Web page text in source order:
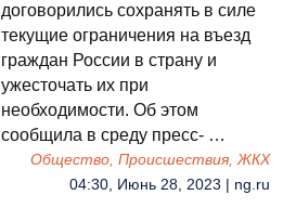
договорились сохранять в силе
текущие ограничения на въезд
граждан России в страну и
ужесточать их при
необходимости. Об этом
сообщила в среду пресс- …
Общество, Происшествия, ЖКХ
04:30, Июнь 28, 2023 | ng.ru